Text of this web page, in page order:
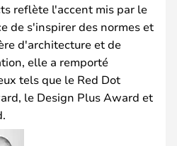
reflète l'accent mis par le
de s'inspirer des normes et
d'architecture et de
elle a remporté
tels que le Red Dot
le Design Plus Award et